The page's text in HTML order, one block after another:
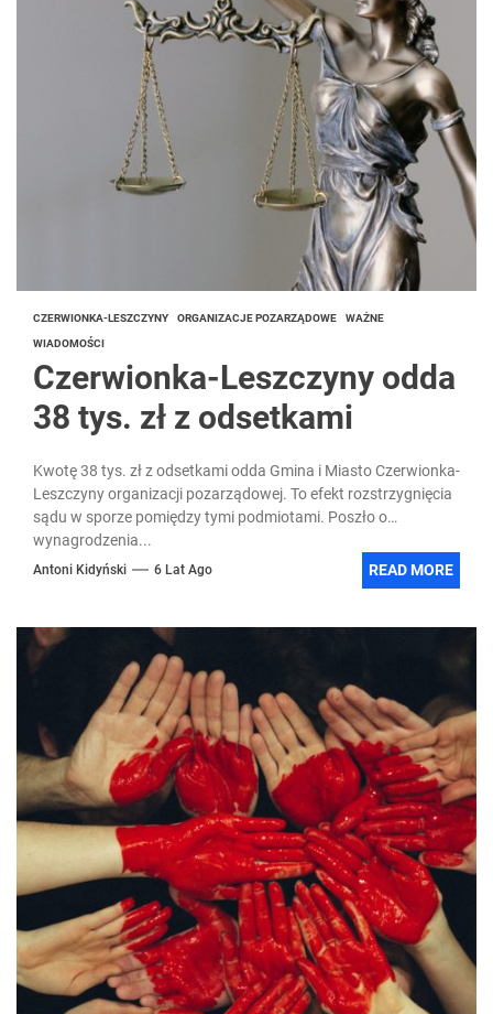
CZERWIONKA-LESZCZYNY ORGANIZACJE POZARZĄDOWE WAŻNE
WIADOMOŚCI
Czerwionka-Leszczyny odda
38 tys. zł z odsetkami
Kwotę 38 tys. zł z odsetkami odda Gmina i Miasto Czerwionka-
Leszczyny organizacji pozarządowej. To efekt rozstrzygnięcia
sądu w sporze pomiędzy tymi podmiotami. Poszło o
wynagrodzenia...
Antoni Kidyński 6 Lat Ago READ MORE